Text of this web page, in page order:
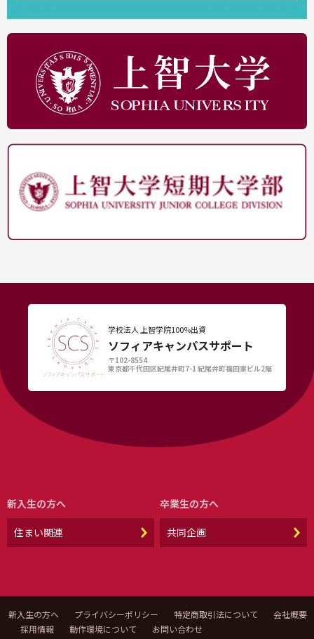
学校法人 上智学院100%出資
ソフィアキャンパスサポート
〒102-8554
東京都千代田区紀尾井町7-1 紀尾井町福田家ビル2階
新入生の方へ
住まい関連
卒業生の方へ
共同企画
新入生の方へ プライバシーポリシー 特定商取引法について
会社概要
採用情報
動作環境について お問い合わせ